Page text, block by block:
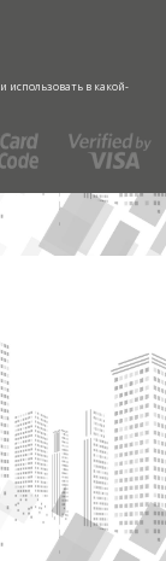
использовать в какой-